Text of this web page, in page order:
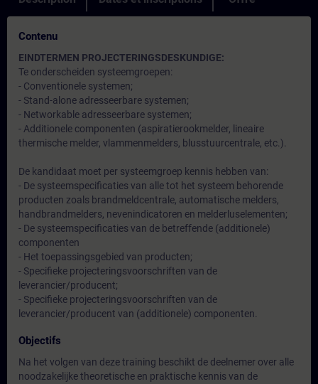
Contenu
EINDTERMEN PROJECTERINGSDESKUNDIGE:
Te onderscheiden systeemgroepen:
- Conventionele systemen;
- Stand-alone adresseerbare systemen;
- Networkable adresseerbare systemen;
- Additionele componenten (aspiratierookmelder, lineaire
thermische melder, vlammenmelders, blusstuurcentrale, etc.).
De kandidaat moet per systeemgroep kennis hebben van:
- De systeemspecificaties van alle tot het systeem behorende
producten zoals brandmeldcentrale, automatische melders,
handbrandmelders, nevenindicatoren en melderluselementen;
- De systeemspecificaties van de betreffende (additionele)
componenten
- Het toepassingsgebied van producten;
- Specifieke projecteringsvoorschriften van de
leverancier/producent;
- Specifieke projecteringsvoorschriften van de
leverancier/producent van (additionele) componenten.
Objectifs
Na het volgen van deze training beschikt de deelnemer over alle
noodzakelijke theoretische en praktische kennis van de